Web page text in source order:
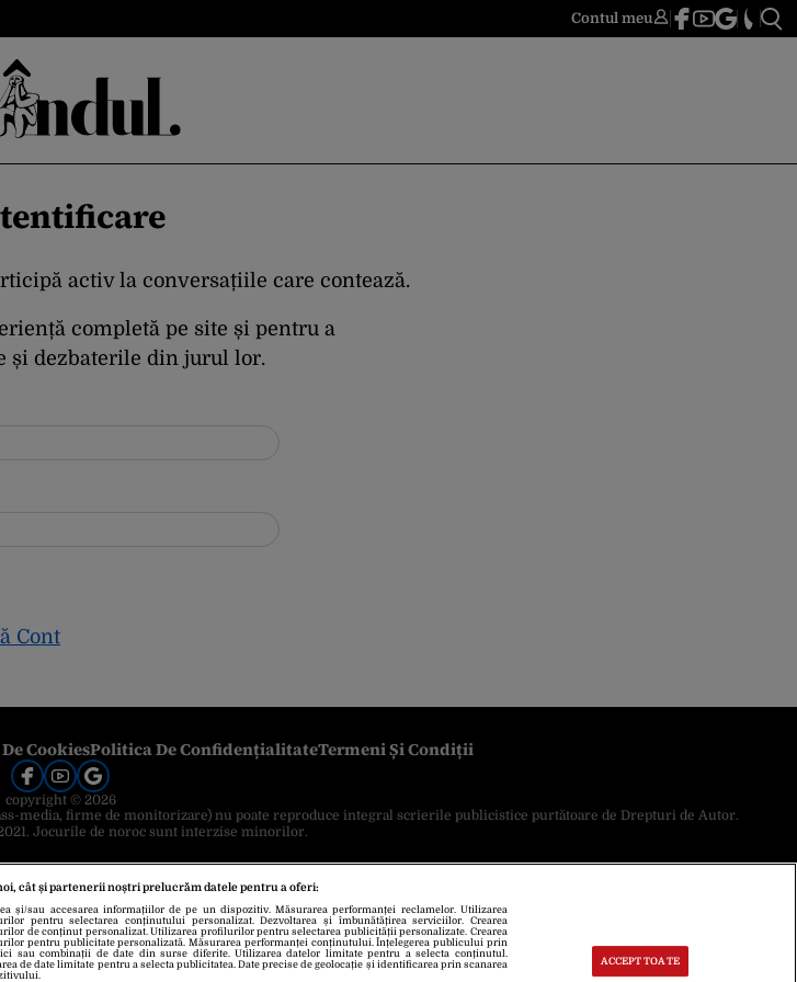
Contul meu
activ la conversațiile care contează.
completă pe site și pentru a
și dezbaterile din jurul lor.
Cont
CookiesPolitica De ConfidențialitateTermeni Și Condiții
copyright © 2026
media, firme de monitorizare) nu poate reproduce integral scrierile publicistice purtătoare de Drepturi de Autor.
Jocurile de noroc sunt interzise minorilor.